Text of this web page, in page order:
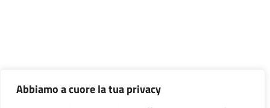
Abbiamo a cuore la tua privacy